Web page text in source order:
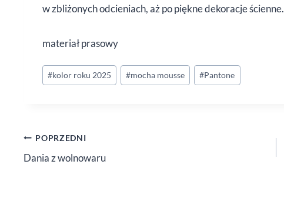
w zbliżonych odcieniach, aż po piękne dekoracje ścienne.
materiał prasowy
Tagi
wpisu:
#kolor roku 2025 #mocha mousse #Pantone
Nawigacja
wpisu
POPRZEDNI
Dania z wolnowaru